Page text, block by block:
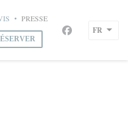
PRESSE
Facebook
FR